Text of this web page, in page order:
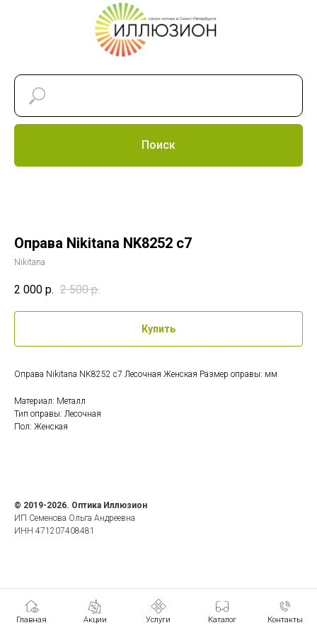
Поиск
Главная Акции Услуги Каталог Контакты
Оправа Nikitana NK8252 c7
Nikitana
2 000 р. 2 500 р.
Купить
Оправа Nikitana NK8252 c7 Лесочная Женская Размер оправы: мм
Материал: Металл
Тип оправы: Лесочная
Пол: Женская
© 2019-2026. Оптика Иллюзион
ИП Семенова Ольга Андреевна
ИНН 471207408481